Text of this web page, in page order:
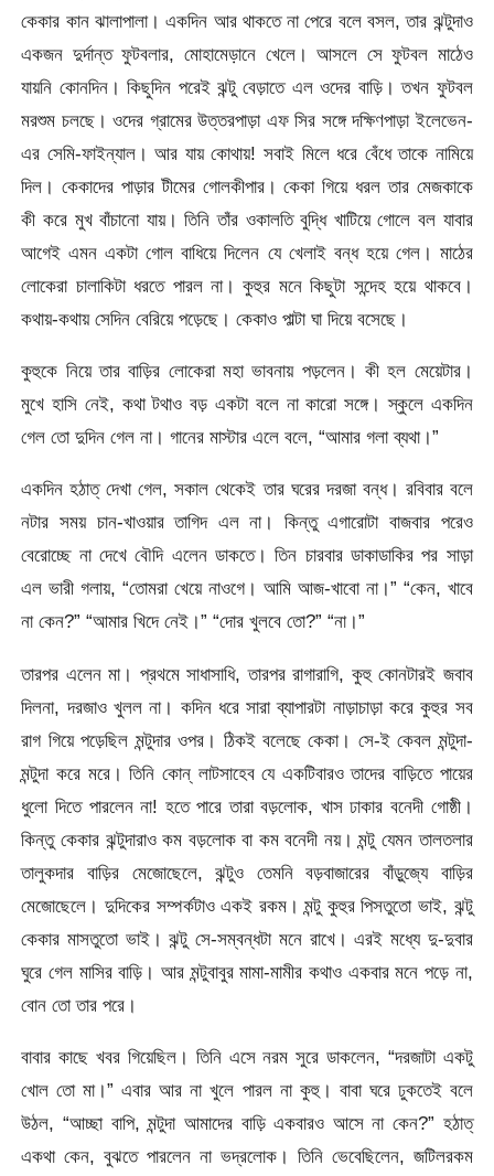
কেকার কান ঝালাপালা। একদিন আর থাকতে না পেরে বলে বসল, তার ঝন্টুদাও
একজন দুর্দান্ত ফুটবলার, মোহামেড়ানে খেলে। আসলে সে ফুটবল মাঠেও
যায়নি কোনদিন। কিছুদিন পরেই ঝন্টু বেড়াতে এল ওদের বাড়ি। তখন ফুটবল
মরশুম চলছে। ওদের গ্রামের উত্তরপাড়া এফ সির সঙ্গে দক্ষিণপাড়া ইলেভেন-
এর সেমি-ফাইন্যাল। আর যায় কোথায়! সবাই মিলে ধরে বেঁধে তাকে নামিয়ে
দিল। কেকাদের পাড়ার টীমের গোলকীপার। কেকা গিয়ে ধরল তার মেজকাকে
কী করে মুখ বাঁচানো যায়। তিনি তাঁর ওকালতি বুদ্ধি খাটিয়ে গোলে বল যাবার
আগেই এমন একটা গোল বাধিয়ে দিলেন যে খেলাই বন্ধ হয়ে গেল। মাঠের
লোকেরা চালাকিটা ধরতে পারল না। কুহুর মনে কিছুটা সন্দেহ হয়ে থাকবে।
কথায়-কথায় সেদিন বেরিয়ে পড়েছে। কেকাও পাল্টা ঘা দিয়ে বসেছে।
কুহুকে নিয়ে তার বাড়ির লোকেরা মহা ভাবনায় পড়লেন। কী হল মেয়েটার।
মুখে হাসি নেই, কথা টথাও বড় একটা বলে না কারো সঙ্গে। স্কুলে একদিন
গেল তো দুদিন গেল না। গানের মাস্টার এলে বলে, “আমার গলা ব্যথা।”
একদিন হঠাত্‌ দেখা গেল, সকাল থেকেই তার ঘরের দরজা বন্ধ। রবিবার বলে
নটার সময় চান-খাওয়ার তাগিদ এল না। কিন্তু এগারোটা বাজবার পরেও
বেরোচ্ছে না দেখে বৌদি এলেন ডাকতে। তিন চারবার ডাকাডাকির পর সাড়া
এল ভারী গলায়, “তোমরা খেয়ে নাওগে। আমি আজ-খাবো না।” “কেন, খাবে
না কেন?” “আমার খিদে নেই।” “দোর খুলবে তো?” “না।”
তারপর এলেন মা। প্রথমে সাধাসাধি, তারপর রাগারাগি, কুহু কোনটারই জবাব
দিলনা, দরজাও খুলল না। কদিন ধরে সারা ব্যাপারটা নাড়াচাড়া করে কুহুর সব
রাগ গিয়ে পড়েছিল মন্টুদার ওপর। ঠিকই বলেছে কেকা। সে-ই কেবল মন্টুদা-
মন্টুদা করে মরে। তিনি কোন্ লাটসাহেব যে একটিবারও তাদের বাড়িতে পায়ের
ধুলো দিতে পারলেন না! হতে পারে তারা বড়লোক, খাস ঢাকার বনেদী গোষ্ঠী।
কিন্তু কেকার ঝন্টুদারাও কম বড়লোক বা কম বনেদী নয়। মন্টু যেমন তালতলার
তালুকদার বাড়ির মেজোছেলে, ঝন্টুও তেমনি বড়বাজারের বাঁড়ুজ্যে বাড়ির
মেজোছেলে। দুদিকের সম্পর্কটাও একই রকম। মন্টু কুহুর পিসতুতো ভাই, ঝন্টু
কেকার মাসতুতো ভাই। ঝন্টু সে-সম্বন্ধটা মনে রাখে। এরই মধ্যে দু-দুবার
ঘুরে গেল মাসির বাড়ি। আর মন্টুবাবুর মামা-মামীর কথাও একবার মনে পড়ে না,
বোন তো তার পরে।
বাবার কাছে খবর গিয়েছিল। তিনি এসে নরম সুরে ডাকলেন, “দরজাটা একটু
খোল তো মা।” এবার আর না খুলে পারল না কুহু। বাবা ঘরে ঢুকতেই বলে
উঠল, “আচ্ছা বাপি, মন্টুদা আমাদের বাড়ি একবারও আসে না কেন?” হঠাত্‌
একথা কেন, বুঝতে পারলেন না ভদ্রলোক। তিনি ভেবেছিলেন, জটিলরকম